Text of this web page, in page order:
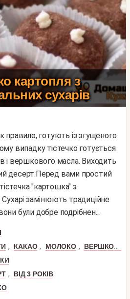
картопля з
сухарів
випадку тістечко готується
і вершкового масла. Виходить
десерт.Перед вами простий
"картошка" з
Сухарі замінюють традиційне
були добре подрібнен...
, КАКАО , МОЛОКО ,
ВЕРШКОВЕ МАСЛО
,
ВІД 3 РОКІВ